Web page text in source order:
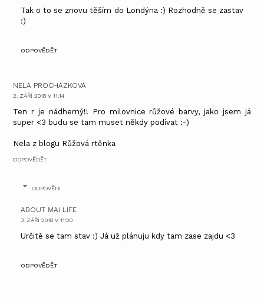
Tak o to se znovu těším do Londýna :) Rozhodně se zastav
:)
ODPOVĚDĚT
NELA PROCHÁZKOVÁ
2. ZÁŘÍ 2018 V 11:14
Ten r je nádherný!! Pro milovnice růžové barvy, jako jsem já
super <3 budu se tam muset někdy podívat :-)
Nela z blogu Růžová rtěnka
ODPOVĚDĚT
ODPOVĚDI
ABOUT MAI LIFE
3. ZÁŘÍ 2018 V 11:20
Určitě se tam stav :) Já už plánuju kdy tam zase zajdu <3
ODPOVĚDĚT